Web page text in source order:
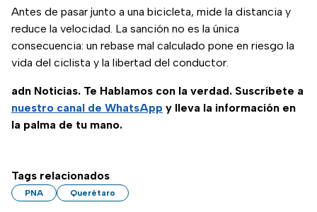
Antes de pasar junto a una bicicleta, mide la distancia y
reduce la velocidad. La sanción no es la única
consecuencia: un rebase mal calculado pone en riesgo la
vida del ciclista y la libertad del conductor.
adn Noticias. Te Hablamos con la verdad. Suscríbete a
nuestro canal de WhatsApp y lleva la información en
la palma de tu mano.
Tags relacionados
PNA Querétaro